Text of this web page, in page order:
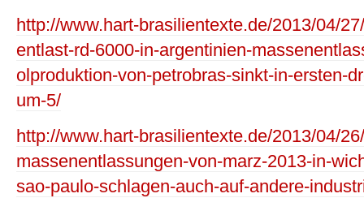
http://www.hart-brasilientexte.de/2013/04/
entlast-rd-6000-in-argentinien-
olproduktion-von-petrobras-sinkt-in-ersten-
um-5/
http://www.hart-brasilientexte.de/2013/04/
massenentlassungen-von-marz-2013-in-
sao-paulo-schlagen-auch-auf-andere-